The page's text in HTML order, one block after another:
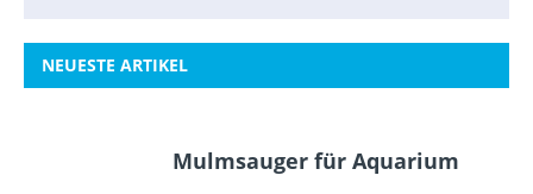
NEUESTE ARTIKEL
Mulmsauger für Aquarium